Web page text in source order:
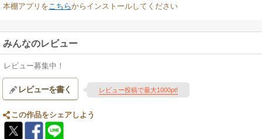
本棚アプリをこちらからインストールしてください
みんなのレビュー
レビュー募集中！
レビューを書く レビュー投稿で最大1000pt!
この作品をシェアしよう